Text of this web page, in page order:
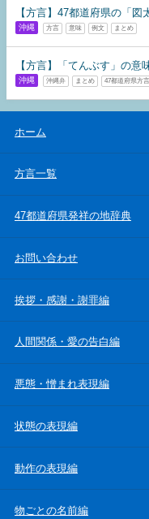
【方言】47都道府県の「
沖縄 方言 意味 例文 まとめ
【方言】「てんぶす」の意
沖縄 沖縄弁 まとめ 47都道府県方
ホーム
方言一覧
47都道府県発祥の地辞典
お問い合わせ
挨拶・感謝・謝罪編
人間関係・愛の告白編
悪態・憎まれ表現編
状態の表現編
動作の表現編
物ごとの名前編